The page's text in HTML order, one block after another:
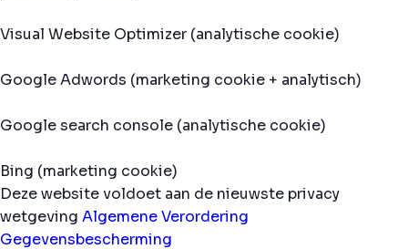
Visual Website Optimizer (analytische cookie)
Google Adwords (marketing cookie + analytisch)
Google search console (analytische cookie)
Bing (marketing cookie)
Deze website voldoet aan de nieuwste privacy
wetgeving Algemene Verordering
Gegevensbescherming